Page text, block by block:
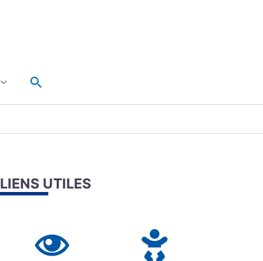
Rechercher
LIENS UTILES